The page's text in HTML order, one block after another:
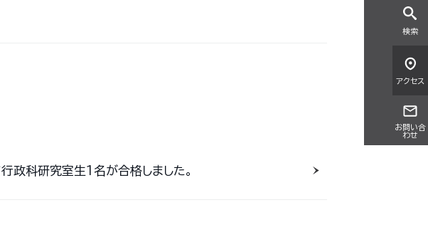
検索
アクセス
お問い合
わせ
科研究室生１名が合格しました。